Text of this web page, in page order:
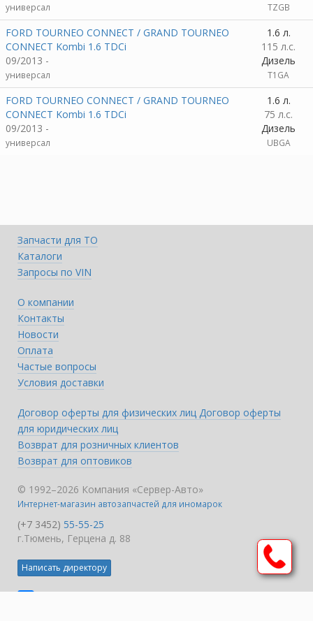
универсал TZGB
FORD TOURNEO CONNECT / GRAND TOURNEO
CONNECT Kombi 1.6 TDCi
09/2013 -
универсал
1.6 л.
115 л.с.
Дизель
T1GA
FORD TOURNEO CONNECT / GRAND TOURNEO
CONNECT Kombi 1.6 TDCi
09/2013 -
универсал
1.6 л.
75 л.с.
Дизель
UBGA
Запчасти для ТО
Каталоги
Запросы по VIN
О компании
Контакты
Новости
Оплата
Частые вопросы
Условия доставки
Договор оферты для физических лиц Договор оферты
для юридических лиц
Возврат для розничных клиентов
Возврат для оптовиков
© 1992–2026 Компания «Сервер-Авто»
Интернет-магазин автозапчастей для иномарок
(+7 3452) 55-55-25
г.Тюмень, Герцена д. 88
Написать директору